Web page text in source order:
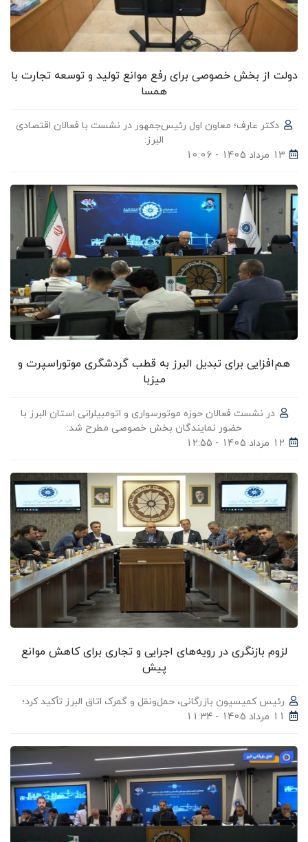
دولت از بخش خصوصی برای رفع موانع تولید و توسعه تجارت با
همسا
دکتر عارف؛ معاون اول رئیس‌جمهور در نشست با فعالان اقتصادی
البرز:
13 مرداد 1405 - 10:06
هم‌افزایی برای تبدیل البرز به قطب گردشگری موتوراسپرت و
میزبا
در نشست فعالان حوزه موتورسواری و اتومبیلرانی استان البرز با
حضور نمایندگان بخش خصوصی مطرح شد:
12 مرداد 1405 - 12:55
لزوم بازنگری در رویه‌های اجرایی و تجاری برای کاهش موانع
پیش‌
رئیس کمیسیون بازرگانی، حمل‌ونقل و گمرک اتاق البرز تأکید کرد؛
11 مرداد 1405 - 11:34